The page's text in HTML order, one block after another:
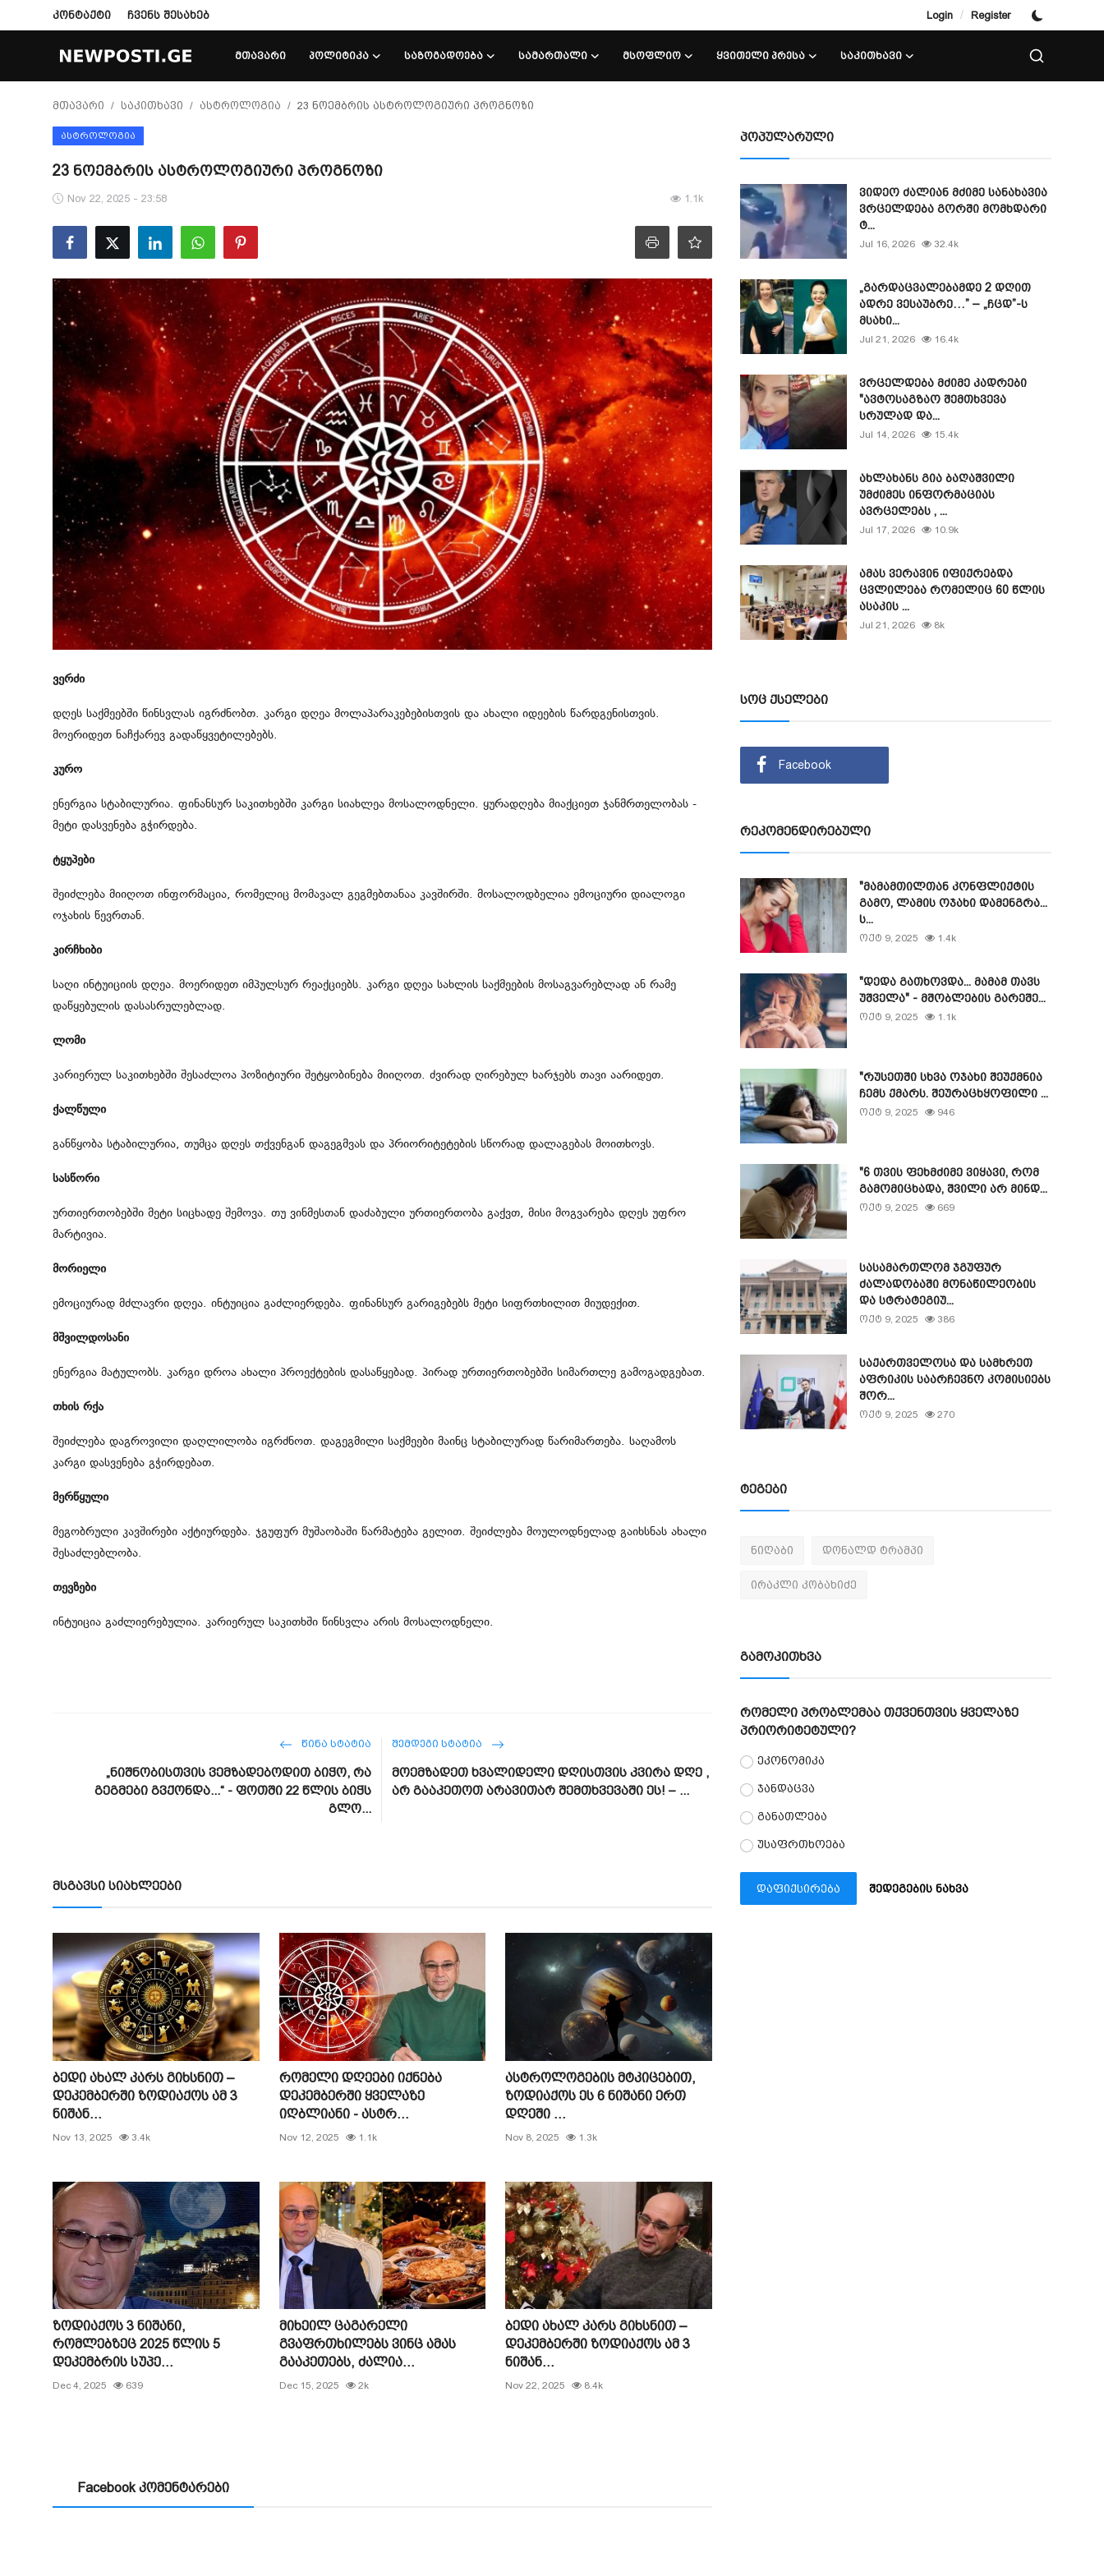
კონტაქტი ჩვენს შესახებ Login / Register
ᲛᲗᲐᲕᲐᲠᲘ ᲞᲝᲚᲘᲢᲘᲙᲐ ᲡᲐᲖᲝᲒᲐᲓᲝᲔᲑᲐ ᲡᲐᲛᲐᲠᲗᲐᲚᲘ ᲛᲡᲝᲤᲚᲘᲝ ᲧᲕᲘᲗᲔᲚᲘ ᲞᲠᲔᲡᲐ ᲡᲐᲙᲘᲗᲮᲐᲕᲘ
მთავარი
პოლიტიკა
საზოგადოება
სამართალი
ჩვენს შესახებ
მსოფლიო
ყვითელი პრესა
საკითხავი
მთავარი საკითხავი ასტროლოგია 23 ნოემბრის ასტროლოგიური პროგნოზი
ᲐᲡᲢᲠᲝᲚᲝᲒᲘᲐ
23 ნოემბრის ასტროლოგიური პროგნოზი
Nov 22, 2025 - 23:58 1.1k
ვერძი
დღეს საქმეებში წინსვლას იგრძნობთ. კარგი დღეა მოლაპარაკებებისთვის და ახალი იდეების წარდგენისთვის.
მოერიდეთ ნაჩქარევ გადაწყვეტილებებს.
კურო
ენერგია სტაბილურია. ფინანსურ საკითხებში კარგი სიახლეა მოსალოდნელი. ყურადღება მიაქციეთ ჯანმრთელობას -
მეტი დასვენება გჭირდება.
ტყუპები
შეიძლება მიიღოთ ინფორმაცია, რომელიც მომავალ გეგმებთანაა კავშირში. მოსალოდბელია ემოციური დიალოგი
ოჯახის წევრთან.
კირჩხიბი
საღი ინტუიციის დღეა. მოერიდეთ იმპულსურ რეაქციებს. კარგი დღეა სახლის საქმეების მოსაგვარებლად ან რამე
დაწყებულის დასასრულებლად.
ლომი
კარიერულ საკითხებში შესაძლოა პოზიტიური შეტყობინება მიიღოთ. ძვირად ღირებულ ხარჯებს თავი აარიდეთ.
ქალწული
განწყობა სტაბილურია, თუმცა დღეს თქვენგან დაგეგმვას და პრიორიტეტების სწორად დალაგებას მოითხოვს.
სასწორი
ურთიერთობებში მეტი სიცხადე შემოვა. თუ ვინმესთან დაძაბული ურთიერთობა გაქვთ, მისი მოგვარება დღეს უფრო
მარტივია.
მორიელი
ემოციურად მძლავრი დღეა. ინტუიცია გაძლიერდება. ფინანსურ გარიგებებს მეტი სიფრთხილით მიუდექით.
მშვილდოსანი
ენერგია მატულობს. კარგი დროა ახალი პროექტების დასაწყებად. პირად ურთიერთობებში სიმართლე გამოგადგებათ.
თხის რქა
შეიძლება დაგროვილი დაღლილობა იგრძნოთ. დაგეგმილი საქმეები მაინც სტაბილურად წარიმართება. საღამოს
კარგი დასვენება გჭირდებათ.
მერწყული
მეგობრული კავშირები აქტიურდება. ჯგუფურ მუშაობაში წარმატება გელით. შეიძლება მოულოდნელად გაიხსნას ახალი
შესაძლებლობა.
თევზები
ინტუიცია გაძლიერებულია. კარიერულ საკითხში წინსვლა არის მოსალოდნელი.
ᲬᲘᲜᲐ ᲡᲢᲐᲢᲘᲐ
„ნიშნობისთვის ვემზადებოდით ბიჭო, რა
გეგმები გვქონდა...“ - ფოთში 22 წლის ბიჭს
გლო...
ᲨᲔᲛᲓᲔᲒᲘ ᲡᲢᲐᲢᲘᲐ
მოემზადეთ ხვალიდელი დღისთვის კვირა დღე ,
არ გააკეთოთ არავითარ შემთხვევაში ეს! – ...
მსგავსი სიახლეები
ბედი ახალ კარს გიხსნით –
დეკემბერში ზოდიაქოს ამ 3
ნიშან...
Nov 13, 2025 3.4k
რომელი დღეები იქნება
დეკემბერში ყველაზე
იღბლიანი - ასტრ...
Nov 12, 2025 1.1k
ასტროლოგების მტკიცებით,
ზოდიაქოს ეს 6 ნიშანი ერთ
დღეში ...
Nov 8, 2025 1.3k
ზოდიაქოს 3 ნიშანი,
რომლებზეც 2025 წლის 5
დეკემბრის სუპე...
Dec 4, 2025 639
მიხეილ ცაგარელი
გვაფრთხილებს ვინც ამას
გააკეთებს, ძალია...
Dec 15, 2025 2k
ბედი ახალ კარს გიხსნით –
დეკემბერში ზოდიაქოს ამ 3
ნიშან...
Nov 22, 2025 8.4k
Facebook კომენტარები
პოპულარული
ვიდეო ძალიან მძიმე სანახავია
ვრცელდება გორში მომხდარი
ტ...
Jul 16, 2026 32.4k
„გარდაცვალებამდე 2 დღით
ადრე ვესაუბრე…” – „ჩცდ”-ს
მსახი...
Jul 21, 2026 16.4k
ვრცელდება მძიმე კადრები
"ავტოსაგზაო შემთხვევა
სრულად და...
Jul 14, 2026 15.4k
ახლახანს გია ბაღაშვილი
უმძიმეს ინფორმაციას
ავრცელებს , ...
Jul 17, 2026 10.9k
ამას ვერავინ იფიქრებდა
ცვლილება რომელიც 60 წლის
ასაკის ...
Jul 21, 2026 8k
სოც ქსელები
Facebook
რეკომენდირებული
"მამამთილთან კონფლიქტის
გამო, ლამის ოჯახი დამენგრა...
ს...
ოქტ 9, 2025 1.4k
"დედა გათხოვდა... მამამ თავს
უშველა" - მშობლების გარეშე...
ოქტ 9, 2025 1.1k
"რუსეთში სხვა ოჯახი შეუქმნია
ჩემს ქმარს. შეურაცხყოფილი ...
ოქტ 9, 2025 946
"6 თვის ფეხმძიმე ვიყავი, რომ
გამომიცხადა, შვილი არ მინდ...
ოქტ 9, 2025 669
სასამართლომ ჯგუფურ
ძალადობაში მონაწილეობის
და სტრატეგიუ...
ოქტ 9, 2025 386
საქართველოსა და სამხრეთ
აფრიკის საარჩევნო კომისიებს
შორ...
ოქტ 9, 2025 270
ტეგები
ნიღაბი დონალდ ტრამპი
ირაკლი კობახიძე
გამოკითხვა
რომელი პრობლემაა თქვენთვის ყველაზე
პრიორიტეტული?
ეკონომიკა
ჯანდაცვა
განათლება
უსაფრთხოება
დაფიქსირება შედეგების ნახვა